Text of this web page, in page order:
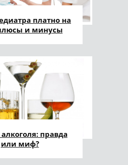
платно на
и минусы
правда
или миф?